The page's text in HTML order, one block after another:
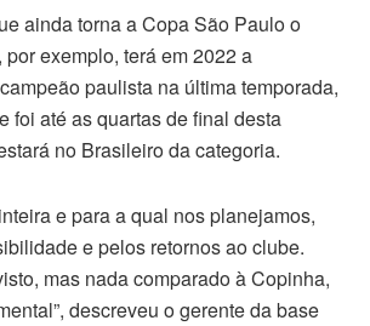
ainda torna a Copa São Paulo o
exemplo, terá em 2022 a
paulista na última temporada,
foi até as quartas de final desta
no Brasileiro da categoria.
e para a qual nos planejamos,
e pelos retornos ao clube.
mas nada comparado à Copinha,
descreveu o gerente da base